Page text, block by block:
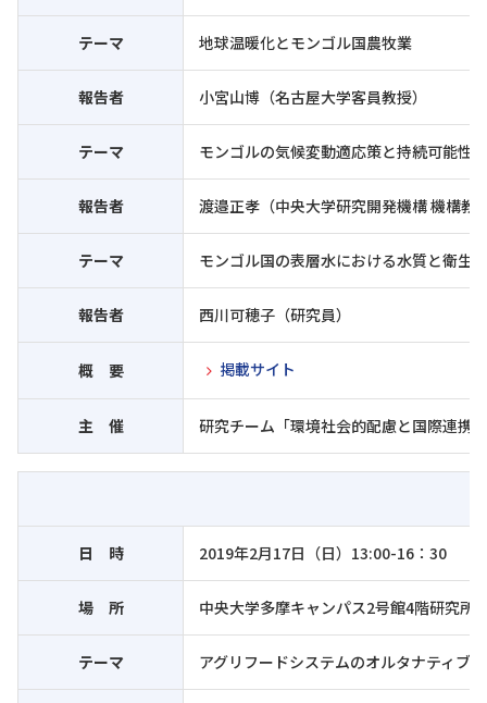
テーマ 地球温暖化とモンゴル国農牧業
報告者 小宮山博（名古屋大学客員教授）
テーマ モンゴルの気候変動適応策と持続可能性
報告者 渡邉正孝（中央大学研究開発機構 機構教
テーマ モンゴル国の表層水における水質と衛生
報告者 西川可穂子（研究員）
概 要 掲載サイト
主 催 研究チーム「環境社会的配慮と国際連携」
日 時 2019年2月17日（日）13:00-16：30
場 所 中央大学多摩キャンパス2号館4階研究所
テーマ アグリフードシステムのオルタナティブ